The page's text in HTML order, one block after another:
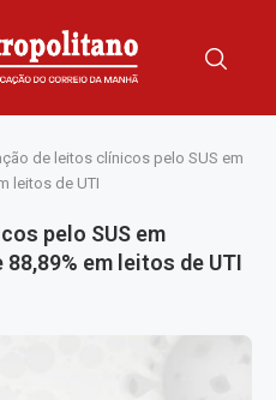
de leitos clínicos pelo SUS em
leitos de UTI
pelo SUS em
em leitos de UTI